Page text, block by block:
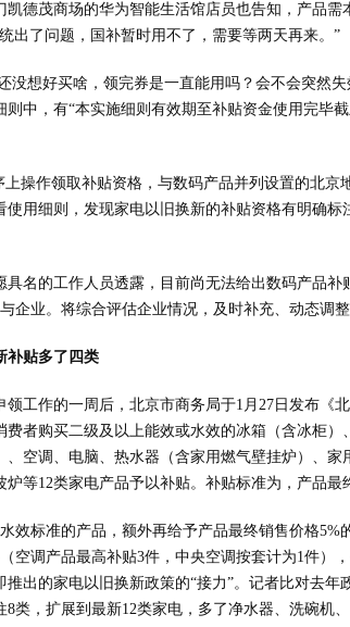
凯德茂商场的华为智能生活馆店员也告知，产品需
出了问题，国补暂时用不了，需要等两天再来。”
没想好买啥，领完券是一直能用吗？会不会突然
中，有“本实施细则有效期至补贴资金使用完毕
上操作领取补贴资格，与数码产品并列设置的北京
用细则，发现家电以旧换新的补贴资格有明确标
具名的工作人员透露，目前尚无法给出数码产品补
企业。将综合评估企业情况，及时补充、动态调整
补贴多了四类
领工作的一周后，北京市商务局于1月27日发布《
费者购买二级及以上能效或水效的冰箱（含冰柜）
、空调、电脑、热水器（含家用燃气壁挂炉）、家
等12类家电产品予以补贴。补贴标准为，产品最
效标准的产品，额外再给予产品最终销售价格5%
空调产品最高补贴3件，中央空调按套计为1件），
推出的家电以旧换新政策的“接力”。记者比对去年
类，扩展到最新12类家电，多了净水器、洗碗机